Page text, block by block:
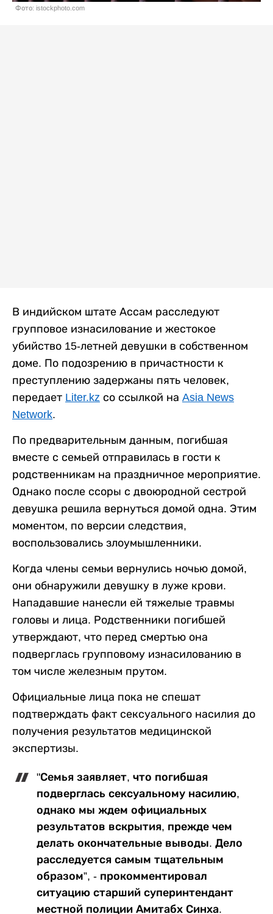
Фото: istockphoto.com
В индийском штате Ассам расследуют
групповое изнасилование и жестокое
убийство 15-летней девушки в собственном
доме. По подозрению в причастности к
преступлению задержаны пять человек,
передает Liter.kz со ссылкой на Asia News
Network.
По предварительным данным, погибшая
вместе с семьей отправилась в гости к
родственникам на праздничное мероприятие.
Однако после ссоры с двоюродной сестрой
девушка решила вернуться домой одна. Этим
моментом, по версии следствия,
воспользовались злоумышленники.
Когда члены семьи вернулись ночью домой,
они обнаружили девушку в луже крови.
Нападавшие нанесли ей тяжелые травмы
головы и лица. Родственники погибшей
утверждают, что перед смертью она
подверглась групповому изнасилованию в
том числе железным прутом.
Официальные лица пока не спешат
подтверждать факт сексуального насилия до
получения результатов медицинской
экспертизы.
"Семья заявляет, что погибшая
подверглась сексуальному насилию,
однако мы ждем официальных
результатов вскрытия, прежде чем
делать окончательные выводы. Дело
расследуется самым тщательным
образом”, - прокомментировал
ситуацию старший суперинтендант
местной полиции Амитабх Синха.